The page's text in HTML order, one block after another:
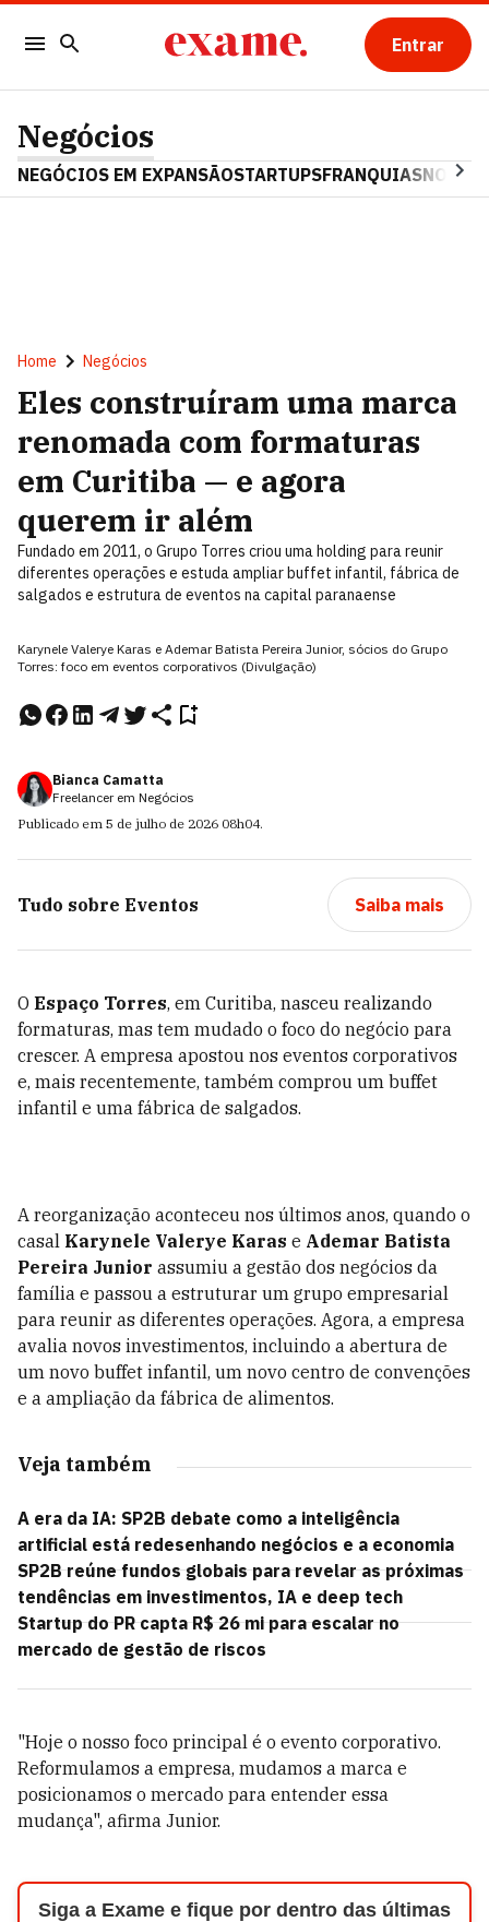
Entrar
Negócios
NEGÓCIOS EM EXPANSÃOSTARTUPSFRANQUIAS
Home Negócios
Eles construíram uma marca
renomada com formaturas
em Curitiba — e agora
querem ir além
Fundado em 2011, o Grupo Torres criou uma holding para reunir
diferentes operações e estuda ampliar buffet infantil, fábrica de
salgados e estrutura de eventos na capital paranaense
Karynele Valerye Karas e Ademar Batista Pereira Junior, sócios do Grupo
Torres: foco em eventos corporativos (Divulgação)
Bianca Camatta
Freelancer em Negócios
Publicado em 5 de julho de 2026 08h04.
Tudo sobre Eventos Saiba mais
O Espaço Torres, em Curitiba, nasceu realizando
formaturas, mas tem mudado o foco do negócio para
crescer. A empresa apostou nos eventos corporativos
e, mais recentemente, também comprou um buffet
infantil e uma fábrica de salgados.
A reorganização aconteceu nos últimos anos, quando o
casal Karynele Valerye Karas e Ademar Batista
Pereira Junior assumiu a gestão dos negócios da
família e passou a estruturar um grupo empresarial
para reunir as diferentes operações. Agora, a empresa
avalia novos investimentos, incluindo a abertura de
um novo buffet infantil, um novo centro de convenções
e a ampliação da fábrica de alimentos.
Veja também
A era da IA: SP2B debate como a inteligência
artificial está redesenhando negócios e a economia
SP2B reúne fundos globais para revelar as próximas
tendências em investimentos, IA e deep tech
Startup do PR capta R$ 26 mi para escalar no
mercado de gestão de riscos
"Hoje o nosso foco principal é o evento corporativo.
Reformulamos a empresa, mudamos a marca e
posicionamos o mercado para entender essa
mudança", afirma Junior.
Siga a Exame e fique por dentro das últimas